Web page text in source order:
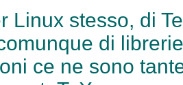
Linux stesso, di
di
ce ne sono